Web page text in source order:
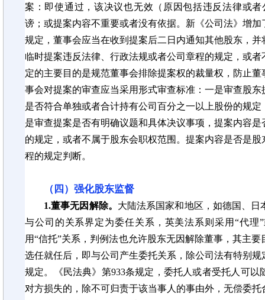
案：即使通过，该决议也无效（原因包括违反法律或
谤；或提案内容不重要或者没有依据。新《公司法》增
规定，董事会应当在收到提案后二日内通知其他股东，
临时提案违反法律、行政法规或者公司章程的规定，或
定的主要目的是规范董事会排除提案权的裁量权，防止
事会对提案的审查应当采用形式审查标准：一是审查股
是否符合单独或者合计持有公司百分之一以上股份的规
是审查提案是否有明确议题和具体决议事项，提案内容
的规定，或者不属于股东会职权范围。提案内容是否是
程的规定判断。
（四）强化股东监督
1.董事无因解除。 大陆法系国家和地区，如德国、
与公司的关系界定为委任关系，英美法系则采用“代理
用“信托”关系，判例法也允许股东无因解除董事，其主
选任就任后，即与公司产生委托关系，除公司法有特别
规定。《民法典》第933条规定，委托人或者受托人可
对方损失的，除不可归责于该当事人的事由外，无偿委